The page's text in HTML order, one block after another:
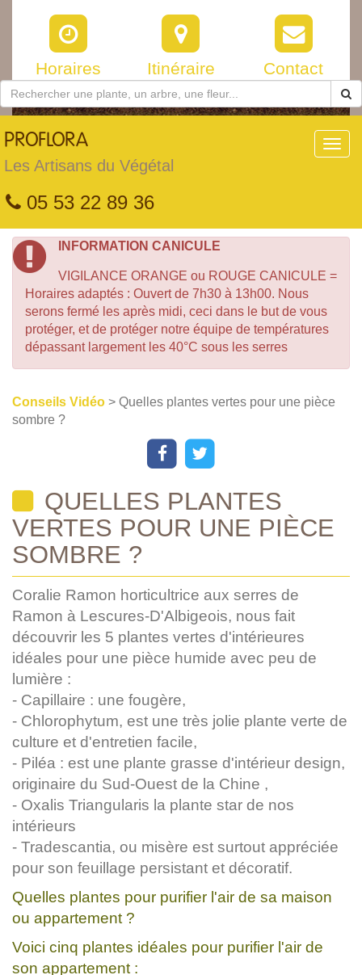
Horaires Itinéraire Contact
PROFLORA
Les Artisans du Végétal
05 53 22 89 36
INFORMATION CANICULE
VIGILANCE ORANGE ou ROUGE CANICULE =
Horaires adaptés : Ouvert de 7h30 à 13h00. Nous
serons fermé les après midi, ceci dans le but de vous
protéger, et de protéger notre équipe de températures
dépassant largement les 40°C sous les serres
Conseils Vidéo > Quelles plantes vertes pour une pièce
sombre ?
QUELLES PLANTES
VERTES POUR UNE PIÈCE
SOMBRE ?
Coralie Ramon horticultrice aux serres de
Ramon à Lescures-D'Albigeois, nous fait
découvrir les 5 plantes vertes d'intérieures
idéales pour une pièce humide avec peu de
lumière :
- Capillaire : une fougère,
- Chlorophytum, est une très jolie plante verte de
culture et d'entretien facile,
- Piléa : est une plante grasse d'intérieur design,
originaire du Sud-Ouest de la Chine ,
- Oxalis Triangularis la plante star de nos
intérieurs
- Tradescantia, ou misère est surtout appréciée
pour son feuillage persistant et décoratif.
Quelles plantes pour purifier l'air de sa maison
ou appartement ?
Voici cinq plantes idéales pour purifier l'air de
son appartement :